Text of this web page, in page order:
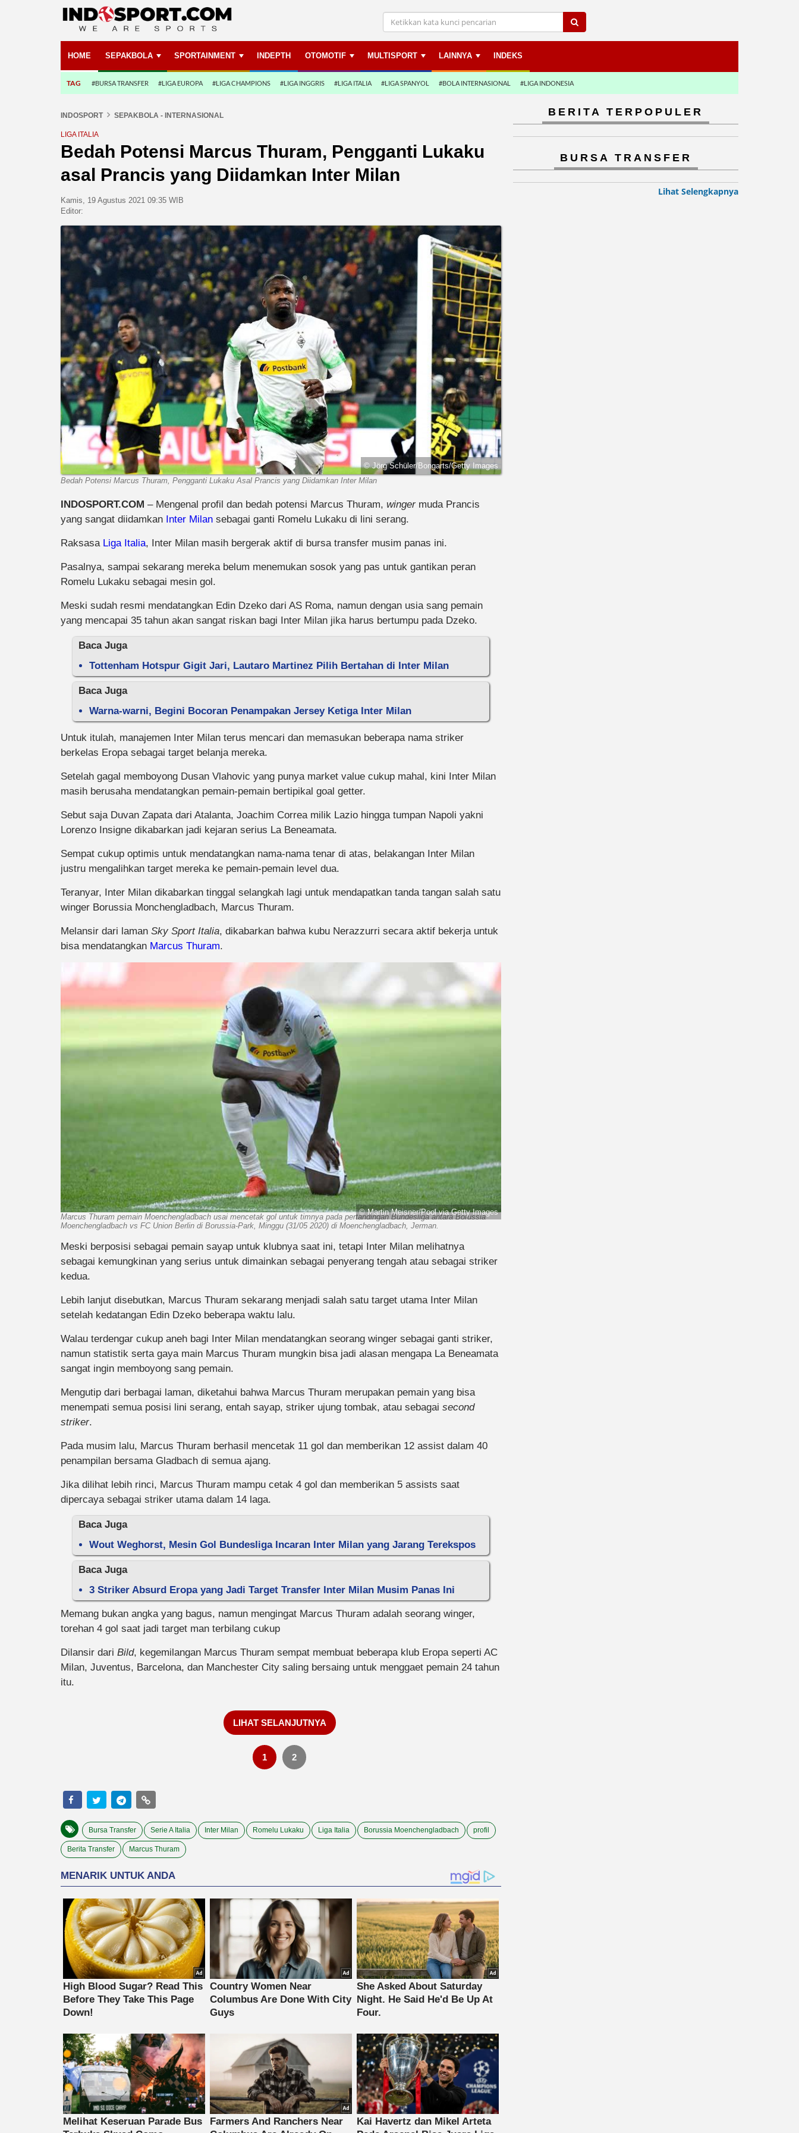
HOME SEPAKBOLA SPORTAINMENT INDEPTH OTOMOTIF MULTISPORT LAINNYA INDEKS
TAG #BURSA TRANSFER #LIGA EUROPA #LIGA CHAMPIONS #LIGA INGGRIS #LIGA ITALIA #LIGA SPANYOL #BOLA INTERNASIONAL #LIGA INDONESIA
INDOSPORT SEPAKBOLA - INTERNASIONAL
LIGA ITALIA
Bedah Potensi Marcus Thuram, Pengganti Lukaku
asal Prancis yang Diidamkan Inter Milan
Kamis, 19 Agustus 2021 09:35 WIB
Editor:
© Jörg Schüler/Bongarts/Getty Images
Bedah Potensi Marcus Thuram, Pengganti Lukaku Asal Prancis yang Diidamkan Inter Milan
INDOSPORT.COM – Mengenal profil dan bedah potensi Marcus Thuram, winger muda Prancis
yang sangat diidamkan Inter Milan sebagai ganti Romelu Lukaku di lini serang.
Raksasa Liga Italia, Inter Milan masih bergerak aktif di bursa transfer musim panas ini.
Pasalnya, sampai sekarang mereka belum menemukan sosok yang pas untuk gantikan peran
Romelu Lukaku sebagai mesin gol.
Meski sudah resmi mendatangkan Edin Dzeko dari AS Roma, namun dengan usia sang pemain
yang mencapai 35 tahun akan sangat riskan bagi Inter Milan jika harus bertumpu pada Dzeko.
Baca Juga
Tottenham Hotspur Gigit Jari, Lautaro Martinez Pilih Bertahan di Inter Milan
Baca Juga
Warna-warni, Begini Bocoran Penampakan Jersey Ketiga Inter Milan
Untuk itulah, manajemen Inter Milan terus mencari dan memasukan beberapa nama striker
berkelas Eropa sebagai target belanja mereka.
Setelah gagal memboyong Dusan Vlahovic yang punya market value cukup mahal, kini Inter Milan
masih berusaha mendatangkan pemain-pemain bertipikal goal getter.
Sebut saja Duvan Zapata dari Atalanta, Joachim Correa milik Lazio hingga tumpan Napoli yakni
Lorenzo Insigne dikabarkan jadi kejaran serius La Beneamata.
Sempat cukup optimis untuk mendatangkan nama-nama tenar di atas, belakangan Inter Milan
justru mengalihkan target mereka ke pemain-pemain level dua.
Teranyar, Inter Milan dikabarkan tinggal selangkah lagi untuk mendapatkan tanda tangan salah satu
winger Borussia Monchengladbach, Marcus Thuram.
Melansir dari laman Sky Sport Italia, dikabarkan bahwa kubu Nerazzurri secara aktif bekerja untuk
bisa mendatangkan Marcus Thuram.
© Martin Meisner/Pool via Getty Images
Marcus Thuram pemain Moenchengladbach usai mencetak gol untuk timnya pada pertandingan Bundesliga antara Borussia
Moenchengladbach vs FC Union Berlin di Borussia-Park, Minggu (31/05 2020) di Moenchengladbach, Jerman.
Meski berposisi sebagai pemain sayap untuk klubnya saat ini, tetapi Inter Milan melihatnya
sebagai kemungkinan yang serius untuk dimainkan sebagai penyerang tengah atau sebagai striker
kedua.
Lebih lanjut disebutkan, Marcus Thuram sekarang menjadi salah satu target utama Inter Milan
setelah kedatangan Edin Dzeko beberapa waktu lalu.
Walau terdengar cukup aneh bagi Inter Milan mendatangkan seorang winger sebagai ganti striker,
namun statistik serta gaya main Marcus Thuram mungkin bisa jadi alasan mengapa La Beneamata
sangat ingin memboyong sang pemain.
Mengutip dari berbagai laman, diketahui bahwa Marcus Thuram merupakan pemain yang bisa
menempati semua posisi lini serang, entah sayap, striker ujung tombak, atau sebagai second
striker.
Pada musim lalu, Marcus Thuram berhasil mencetak 11 gol dan memberikan 12 assist dalam 40
penampilan bersama Gladbach di semua ajang.
Jika dilihat lebih rinci, Marcus Thuram mampu cetak 4 gol dan memberikan 5 assists saat
dipercaya sebagai striker utama dalam 14 laga.
Baca Juga
Wout Weghorst, Mesin Gol Bundesliga Incaran Inter Milan yang Jarang Terekspos
Baca Juga
3 Striker Absurd Eropa yang Jadi Target Transfer Inter Milan Musim Panas Ini
Memang bukan angka yang bagus, namun mengingat Marcus Thuram adalah seorang winger,
torehan 4 gol saat jadi target man terbilang cukup
Dilansir dari Bild, kegemilangan Marcus Thuram sempat membuat beberapa klub Eropa seperti AC
Milan, Juventus, Barcelona, dan Manchester City saling bersaing untuk menggaet pemain 24 tahun
itu.
LIHAT SELANJUTNYA
1 2
Bursa Transfer Serie A Italia Inter Milan Romelu Lukaku Liga Italia Borussia Moenchengladbach profil
Berita Transfer Marcus Thuram
BERITA TERPOPULER
BURSA TRANSFER
Lihat Selengkapnya